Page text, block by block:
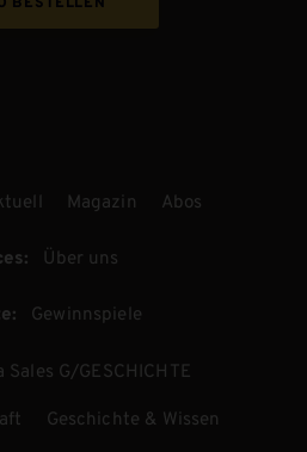
BESTELLEN
Magazin Abos
Über uns
Gewinnspiele
Sales G/GESCHICHTE
Geschichte & Wissen